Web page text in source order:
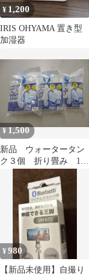
¥ 1,200
IRIS OHYAMA 置き型
加湿器
¥1,500
新品 ウォータータン
ク３個 折り畳み 10
リットル アイリスオ
ーヤマ
¥980
【新品未使用】自撮り